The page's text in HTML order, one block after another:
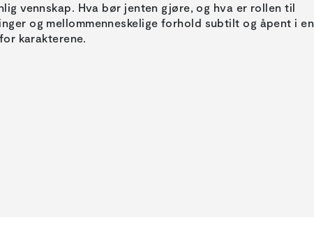
vennskap. Hva bør jenten gjøre, og hva er rollen til
og mellommenneskelige forhold subtilt og åpent i en
karakterene.